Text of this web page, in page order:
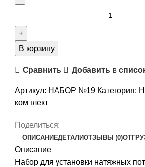
Комплект
натяжного
“Своими
№19
комнаты
0.9
х
1.8м
В корзину
Сравнить Добавить в
Артикул: НАБОР №19 Категория:
комплект
Поделиться:
ОПИСАНИЕДЕТАЛИОТЗЫВЫ (0)
Описание
Набор для установки натяжных